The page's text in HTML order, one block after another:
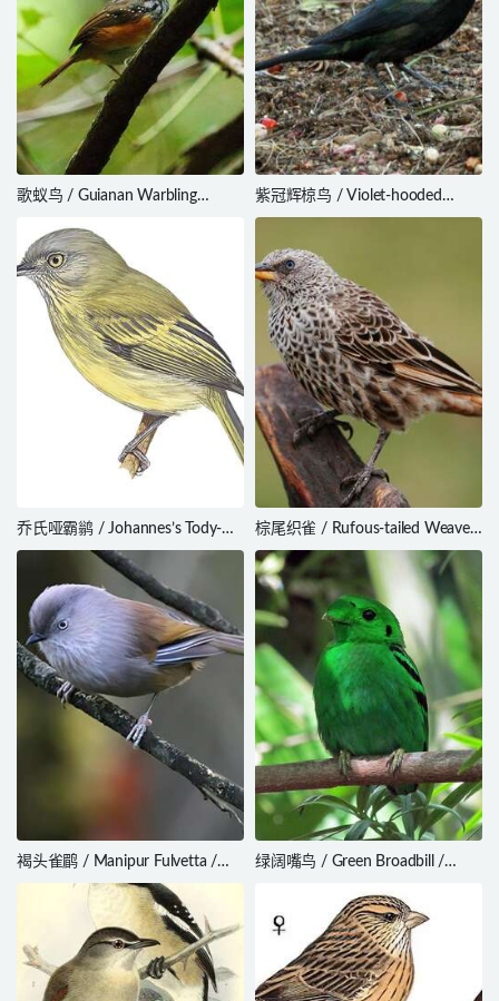
歌蚁鸟 / Guianan Warbling
紫冠辉椋鸟 / Violet-hooded
Starling / Aplonis circumscripta
乔氏哑霸鹟 / Johannes’s Tody-
Tyrant / Hemitriccus iohannis
棕尾织雀 / Rufous-tailed Weaver
/ Histurgops ruficauda
褐头雀鹛 / Manipur Fulvetta /
Fulvetta manipurensis
绿阔嘴鸟 / Green Broadbill /